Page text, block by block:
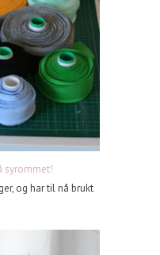
syrommet!
og har til nå brukt